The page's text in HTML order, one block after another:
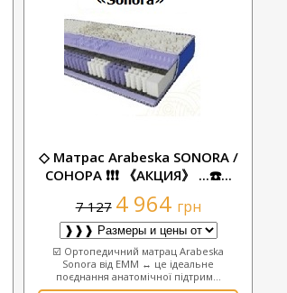
◇ Матрас Arabeska SONORA /
СОНОРА ❗❗❗ 《АКЦИЯ》 ...☎️...
7 127 4 964 грн
☑️ Ортопедичний матрац Arabeska
Sonora від EMM ↔ це ідеальне
поєднання анатомічної підтрим...